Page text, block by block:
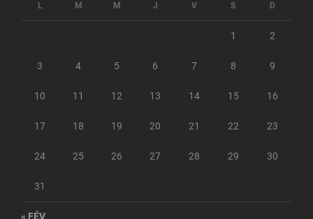
L M M J V S D
1 2
3 4 5 6 7 8 9
10 11 12 13 14 15 16
17 18 19 20 21 22 23
24 25 26 27 28 29 30
31
« FÉV